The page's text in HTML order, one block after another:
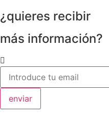
¿quieres recibir
más información?
enviar